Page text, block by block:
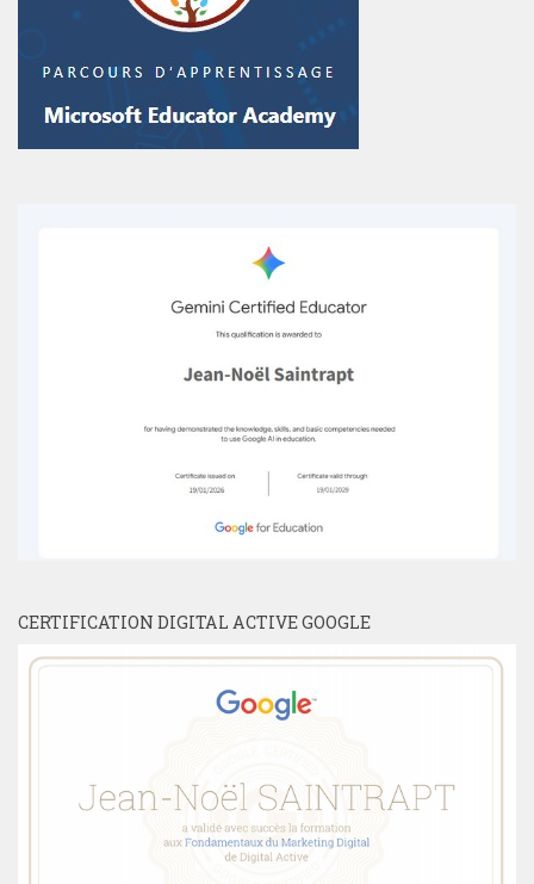
CERTIFICATION DIGITAL ACTIVE GOOGLE